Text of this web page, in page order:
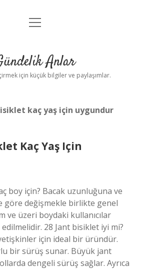
Anasayfa
Yasal Uyarı
menüyü
Anlar
için küçük bilgiler ve paylaşımlar.
kaç yaş için uygundur
Kaç Yaş Için
boy için? Bacak uzunluğuna ve
göre değişmekle birlikte genel
ve üzeri boydaki kullanıcılar
28 Jant bisiklet iyi mi?
için ideal bir üründür.
bir sürüş sunar. Büyük jant
dengeli sürüş sağlar. Ayrıca